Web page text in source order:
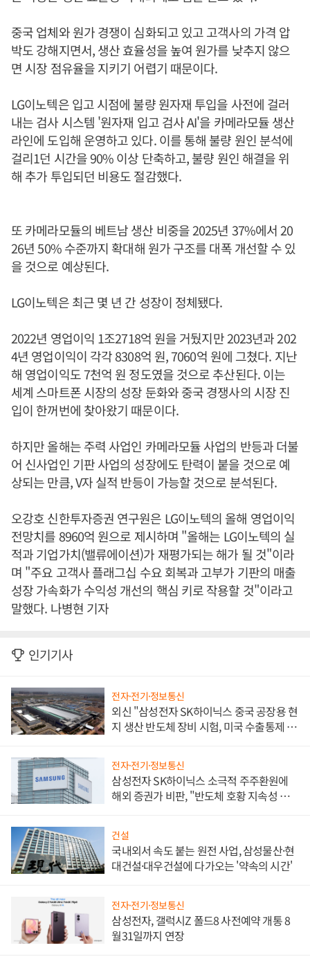
중국 업체와 원가 경쟁이 심화되고 있고 고객사의 가격 압
박도 강해지면서, 생산 효율성을 높여 원가를 낮추지 않으
면 시장 점유율을 지키기 어렵기 때문이다.
LG이노텍은 입고 시점에 불량 원자재 투입을 사전에 걸러
내는 검사 시스템 '원자재 입고 검사 AI'을 카메라모듈 생산
라인에 도입해 운영하고 있다. 이를 통해 불량 원인 분석에
걸리1던 시간을 90% 이상 단축하고, 불량 원인 해결을 위
해 추가 투입되던 비용도 절감했다.
또 카메라모듈의 베트남 생산 비중을 2025년 37%에서 20
26년 50% 수준까지 확대해 원가 구조를 대폭 개선할 수 있
을 것으로 예상된다.
LG이노텍은 최근 몇 년 간 성장이 정체됐다.
2022년 영업이익 1조2718억 원을 거뒀지만 2023년과 202
4년 영업이익이 각각 8308억 원, 7060억 원에 그쳤다. 지난
해 영업이익도 7천억 원 정도였을 것으로 추산된다. 이는
세계 스마트폰 시장의 성장 둔화와 중국 경쟁사의 시장 진
입이 한꺼번에 찾아왔기 때문이다.
하지만 올해는 주력 사업인 카메라모듈 사업의 반등과 더불
어 신사업인 기판 사업의 성장에도 탄력이 붙을 것으로 예
상되는 만큼, V자 실적 반등이 가능할 것으로 분석된다.
오강호 신한투자증권 연구원은 LG이노텍의 올해 영업이익
전망치를 8960억 원으로 제시하며 "올해는 LG이노텍의 실
적과 기업가치(밸류에이션)가 재평가되는 해가 될 것"이라
며 "주요 고객사 플래그십 수요 회복과 고부가 기판의 매출
성장 가속화가 수익성 개선의 핵심 키로 작용할 것"이라고
말했다. 나병현 기자
인기기사
전자·전기·정보통신
외신 "삼성전자 SK하이닉스 중국 공장용 현
지 생산 반도체 장비 시험, 미국 수출통제 대
전자·전기·정보통신
삼성전자 SK하이닉스 소극적 주주환원에
해외 증권가 비판, "반도체 호황 지속성 의
건설
국내외서 속도 붙는 원전 사업, 삼성물산·현
대건설·대우건설에 다가오는 '약속의 시간'
전자·전기·정보통신
삼성전자, 갤럭시Z 폴드8 사전예약 개통 8
월31일까지 연장